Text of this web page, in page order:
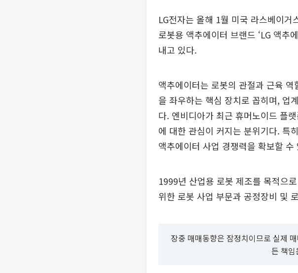
LG전자는 올해 1월 미국 라스베이거
로봇용 액추에이터 브랜드 ‘LG 액추
내고 있다.
액추에이터는 로봇의 관절과 근육
을 좌우하는 핵심 장치로 꼽히며, 업
다. 엔비디아가 최근 휴머노이드 플
에 대한 관심이 커지는 분위기다. 특
액추에이터 사업 경쟁력을 확보할
1999년 산업용 로봇 제조를 목적으
위한 로봇 사업 부문과 공정장비 및
장중 매매동향은 잠정치이므로 실제
든 책